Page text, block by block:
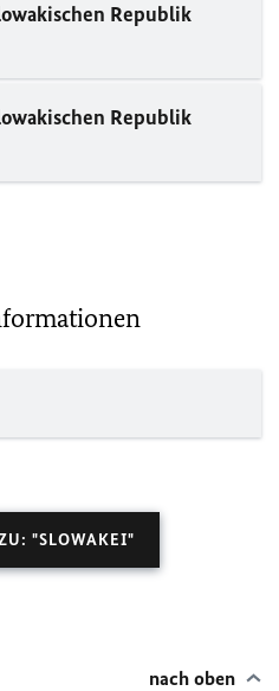
Republik
Republik
"SLOWAKEI"
nach oben